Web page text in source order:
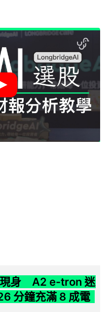
現身 A2 e-tron 迷
分鐘充滿 8 成電